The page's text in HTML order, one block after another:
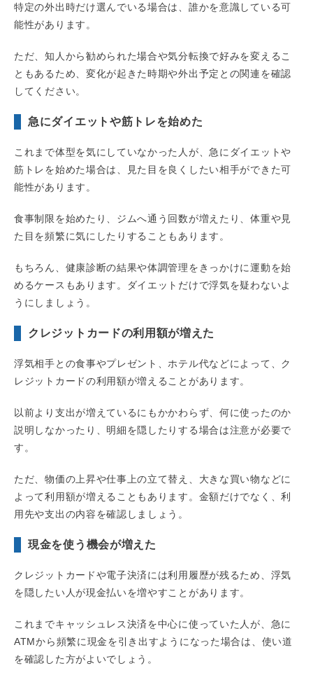
特定の外出時だけ選んでいる場合は、誰かを意識している可
能性があります。
ただ、知人から勧められた場合や気分転換で好みを変えるこ
ともあるため、変化が起きた時期や外出予定との関連を確認
してください。
急にダイエットや筋トレを始めた
これまで体型を気にしていなかった人が、急にダイエットや
筋トレを始めた場合は、見た目を良くしたい相手ができた可
能性があります。
食事制限を始めたり、ジムへ通う回数が増えたり、体重や見
た目を頻繁に気にしたりすることもあります。
もちろん、健康診断の結果や体調管理をきっかけに運動を始
めるケースもあります。ダイエットだけで浮気を疑わないよ
うにしましょう。
クレジットカードの利用額が増えた
浮気相手との食事やプレゼント、ホテル代などによって、ク
レジットカードの利用額が増えることがあります。
以前より支出が増えているにもかかわらず、何に使ったのか
説明しなかったり、明細を隠したりする場合は注意が必要で
す。
ただ、物価の上昇や仕事上の立て替え、大きな買い物などに
よって利用額が増えることもあります。金額だけでなく、利
用先や支出の内容を確認しましょう。
現金を使う機会が増えた
クレジットカードや電子決済には利用履歴が残るため、浮気
を隠したい人が現金払いを増やすことがあります。
これまでキャッシュレス決済を中心に使っていた人が、急に
ATMから頻繁に現金を引き出すようになった場合は、使い道
を確認した方がよいでしょう。